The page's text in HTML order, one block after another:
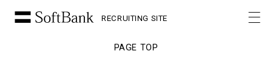
RECRUITING SITE
PAGE TOP